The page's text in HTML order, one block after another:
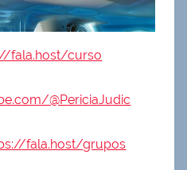
fala.host/curso
@PericiaJudic
fala.host/grupos